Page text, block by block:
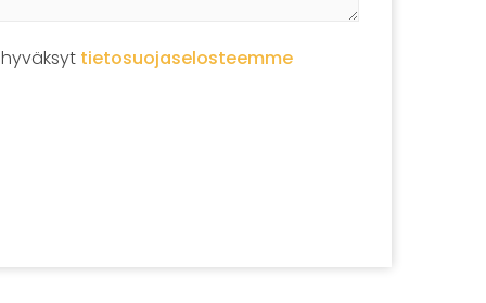
tietosuojaselosteemme